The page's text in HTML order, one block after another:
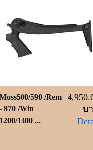
Moss500/590 /Rem
- 870 /Win
1200/1300 ...
บ